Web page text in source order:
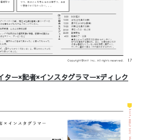
ー×記者×インスタグラマー×ディレク